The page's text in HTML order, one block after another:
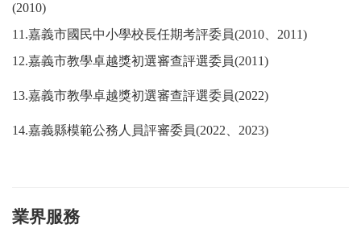
(2010)
11.嘉義市國民中小學校長任期考評委員(2010
2011)
12.嘉義市教學卓越獎初選審查評選委員(2011)
13.嘉義市教學卓越獎初選審查評選委員(2022)
14.嘉義縣模範公務人員評審委員(2022 2023)
業界服務